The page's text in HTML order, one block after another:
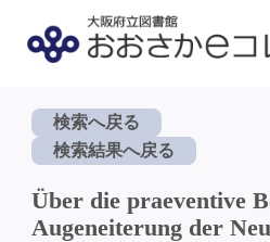
検索へ戻る
検索結果へ戻る
Über die praeventive
Augeneiterung der